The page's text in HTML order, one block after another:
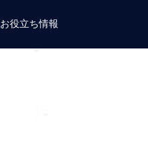
お役立ち情報